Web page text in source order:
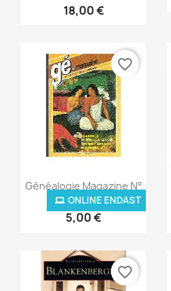
18,00 €
Snabbvy
Généalogie Magazine N°
008...
5,00 €
ONLINE ENDAST
favorite_border
favorite_border